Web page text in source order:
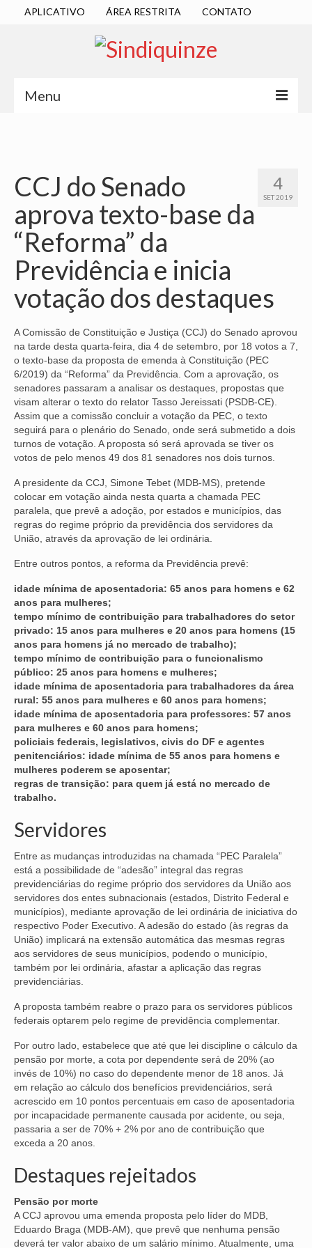
APLICATIVO ÁREA RESTRITA CONTATO
Menu
DIRETORIA EXECUTIVA
ESTATUTO
ATAS
LOCALIZAÇÃO
QUEM SOMOS
NOSSA HISTÓRIA
SUBSEDES
ARAÇATUBA
BAURU
PRESIDENTE PRUDENTE
RIBEIRÃO PRETO
SÃO JOSÉ DOS CAMPOS
SÃO JOSÉ DO RIO PRETO
SOROCABA
NOTÍCIAS
BOLETIM
VÍDEOS
CONVÊNIOS
SINDICALIZE-SE
JURÍDICO
NÚCLEOS
APOSENTADOS
ACESSIBILIDADE E INCLUSÃO
LGBTQIA+
MULHERES
OFICIAIS DE JUSTIÇA
SOLIDARIEDADE
TÉCNICOS JUDICIÁRIOS
TECNOLOGIA DA INFORMAÇÃO
4
SET 2019
CCJ do Senado
aprova texto-base da
“Reforma” da
Previdência e inicia
votação dos destaques
A Comissão de Constituição e Justiça (CCJ) do Senado aprovou
na tarde desta quarta-feira, dia 4 de setembro, por 18 votos a 7,
o texto-base da proposta de emenda à Constituição (PEC
6/2019) da “Reforma” da Previdência. Com a aprovação, os
senadores passaram a analisar os destaques, propostas que
visam alterar o texto do relator Tasso Jereissati (PSDB-CE).
Assim que a comissão concluir a votação da PEC, o texto
seguirá para o plenário do Senado, onde será submetido a dois
turnos de votação. A proposta só será aprovada se tiver os
votos de pelo menos 49 dos 81 senadores nos dois turnos.
A presidente da CCJ, Simone Tebet (MDB-MS), pretende
colocar em votação ainda nesta quarta a chamada PEC
paralela, que prevê a adoção, por estados e municípios, das
regras do regime próprio da previdência dos servidores da
União, através da aprovação de lei ordinária.
Entre outros pontos, a reforma da Previdência prevê:
idade mínima de aposentadoria: 65 anos para homens e 62
anos para mulheres;
tempo mínimo de contribuição para trabalhadores do setor
privado: 15 anos para mulheres e 20 anos para homens (15
anos para homens já no mercado de trabalho);
tempo mínimo de contribuição para o funcionalismo
público: 25 anos para homens e mulheres;
idade mínima de aposentadoria para trabalhadores da área
rural: 55 anos para mulheres e 60 anos para homens;
idade mínima de aposentadoria para professores: 57 anos
para mulheres e 60 anos para homens;
policiais federais, legislativos, civis do DF e agentes
penitenciários: idade mínima de 55 anos para homens e
mulheres poderem se aposentar;
regras de transição: para quem já está no mercado de
trabalho.
Servidores
Entre as mudanças introduzidas na chamada “PEC Paralela”
está a possibilidade de “adesão” integral das regras
previdenciárias do regime próprio dos servidores da União aos
servidores dos entes subnacionais (estados, Distrito Federal e
municípios), mediante aprovação de lei ordinária de iniciativa do
respectivo Poder Executivo. A adesão do estado (às regras da
União) implicará na extensão automática das mesmas regras
aos servidores de seus municípios, podendo o município,
também por lei ordinária, afastar a aplicação das regras
previdenciárias.
A proposta também reabre o prazo para os servidores públicos
federais optarem pelo regime de previdência complementar.
Por outro lado, estabelece que até que lei discipline o cálculo da
pensão por morte, a cota por dependente será de 20% (ao
invés de 10%) no caso do dependente menor de 18 anos. Já
em relação ao cálculo dos benefícios previdenciários, será
acrescido em 10 pontos percentuais em caso de aposentadoria
por incapacidade permanente causada por acidente, ou seja,
passaria a ser de 70% + 2% por ano de contribuição que
exceda a 20 anos.
Destaques rejeitados
Pensão por morte
A CCJ aprovou uma emenda proposta pelo líder do MDB,
Eduardo Braga (MDB-AM), que prevê que nenhuma pensão
deverá ter valor abaixo de um salário mínimo. Atualmente, uma